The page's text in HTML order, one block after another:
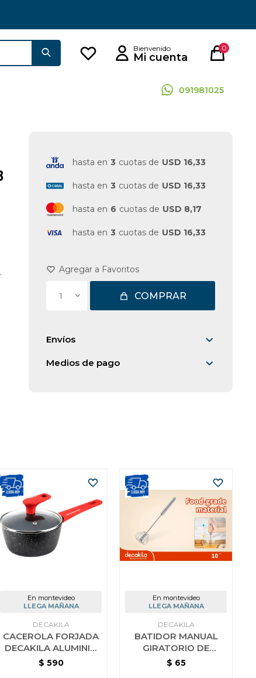
091981025
0
hasta en 3 cuotas de USD 16,33
hasta en 3 cuotas de USD 16,33
hasta en 6 cuotas de USD 8,17
hasta en 3 cuotas de USD 16,33
1 COMPRAR
Envíos
Medios de pago
En montevideo
LLEGA MAÑANA
DECAKILA
CACEROLA FORJADA
DECAKILA ALUMINIO
16 CM
$ 590
En montevideo
LLEGA MAÑANA
DECAKILA
BATIDOR MANUAL
GIRATORIO DE
COCINA AC INOX
$ 65